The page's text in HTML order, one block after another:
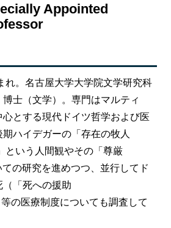
Appointed
れ。名古屋大学大学院文学研究科
士（文学）。専門はマルティ
とする現代ドイツ哲学および医
ハイデガーの「存在の牧人
という人間観やその「尊厳
ての研究を進めつつ、並行してド
「死への援助
等の医療制度についても調査して